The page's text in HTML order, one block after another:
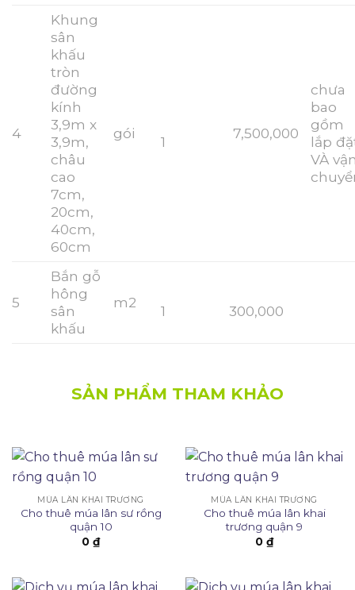
4
Khung
sân
khấu
tròn
đường
kính
3,9m x
3,9m,
châu
cao
7cm,
20cm,
40cm,
60cm
gói
1
7,500,000
chưa
bao
gồm
lắp
VÀ
5
Bắn gỗ
hông
sân
khấu
m2
1 300,000
SẢN PHẨM THAM KHẢO
MÚA LÂN KHAI TRƯƠNG
Cho thuê múa lân sư rồng
quận 10
0 ₫
MÚA LÂN KHAI TRƯƠNG
Cho thuê múa lân khai
trương quận 9
0 ₫